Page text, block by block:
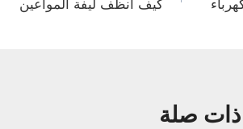
كيف أنظف ليفة المواعين
صلة